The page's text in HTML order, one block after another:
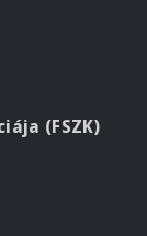
(FSZK)